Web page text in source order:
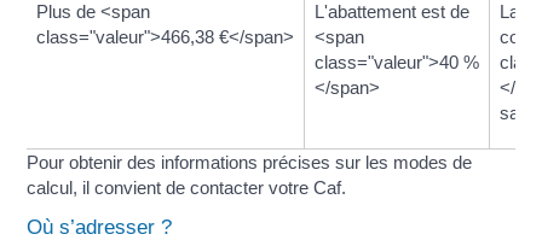
Plus de <span
class="valeur">466,38 €</span>
L'abattement est de
<span
class="valeur">40 %
</span>
La
</
Pour obtenir des informations précises sur les modes de
calcul, il convient de contacter votre Caf.
Où s’adresser ?